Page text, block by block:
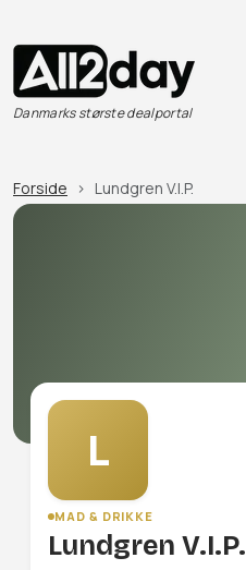
Danmarks største dealportal
Forside Lundgren V.I.P.
L
MAD & DRIKKE
Lundgren V.I.P.